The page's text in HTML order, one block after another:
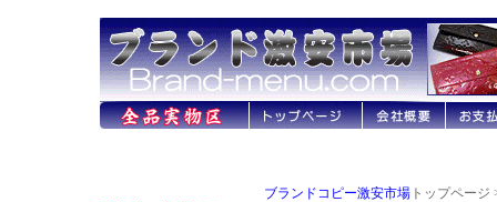
ブランドコピー激安市場 トップページ